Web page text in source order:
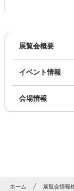
展覧会概要
イベント情報
会場情報
ホーム 展覧会情報